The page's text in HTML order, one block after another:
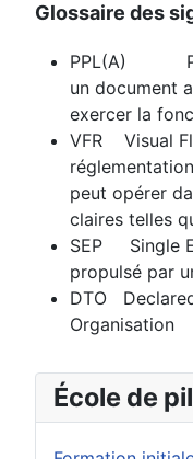
École de
Glossaire des
PPL(A)
un document
exercer la
VFR Visual
peut opérer
claires telles
SEP Single
propulsé par
DTO